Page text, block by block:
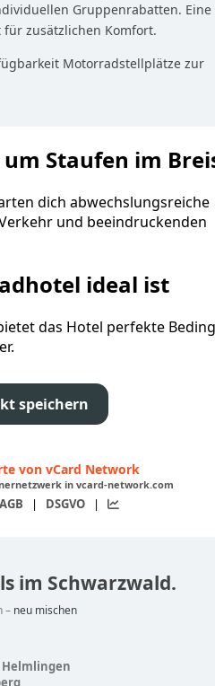
Gruppenrabatten. Eine
zusätzlichen Komfort.
Motorradstellplätze zur
Staufen im
dich abwechslungsreiche
und beeindruckenden
ideal ist
das Hotel perfekte
speichern
von vCard Network
in vcard-network.com
AGB | DSGVO |
im Schwarzwald.
– neu mischen
Helmlingen